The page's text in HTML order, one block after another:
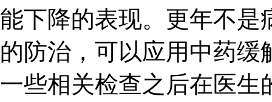
能下降的表现。更年不是
的防治，可以应用中药
一些相关检查之后在医生